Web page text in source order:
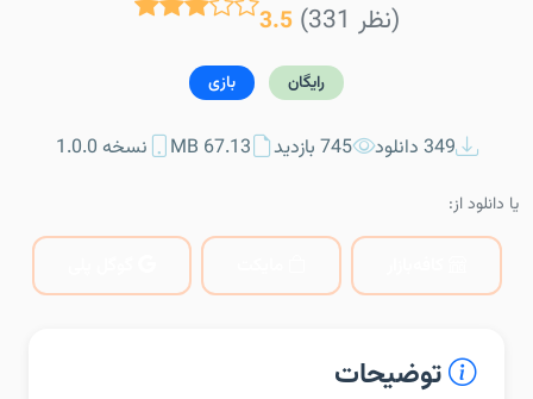
3.5 (331 نظر)
رایگان بازی
349 دانلود 745 بازدید 67.13 MB نسخه 1.0.0
یا دانلود از:
توضیحات